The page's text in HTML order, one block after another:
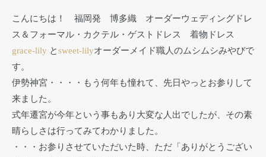
こんにちは！ 福岡発 博多織 オーダーウェディングドレ
ス＆フォーマル・カクテル・ゲストドレス 着物ドレス
grace-lily とsweet-lilyオーダーメイド職人のムシムシみやびで
す。
伊勢神宮・・・・もう何年も憧れて、先日やっとお参りして
来ました。
式年遷宮が今年という事もあり大変な人出でしたが、その素
晴らしさは行ってみてわかりました。
・・・お参りさせていただいた時、ただ「ありがとうござい